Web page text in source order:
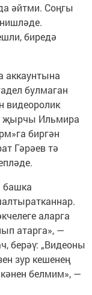
әйтми. Соңгы
биредә
аккаунтына
булмаган
видеоролик
җырчы Ильмира
биргән
Гәрәев тә
башка
аларга
атарга», —
берәү: „Видеоны
зур кешенең
белмим», —